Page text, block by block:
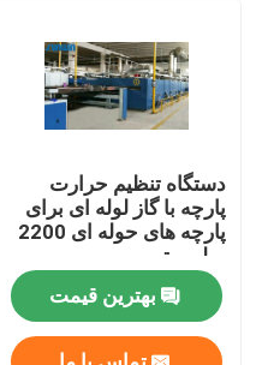
دستگاه تنظیم حرارت
پارچه با گاز لوله ای برای
پارچه های حوله ای 2200
میلی متر
بهترین قیمت